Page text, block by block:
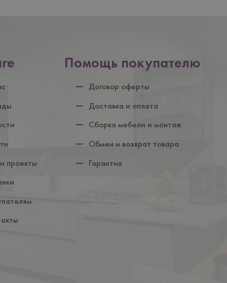
проекты
Помощь покупателю
Договор оферты
Доставка и оплата
Сборка мебели и монтаж
Обмен и возврат товара
Гарантия